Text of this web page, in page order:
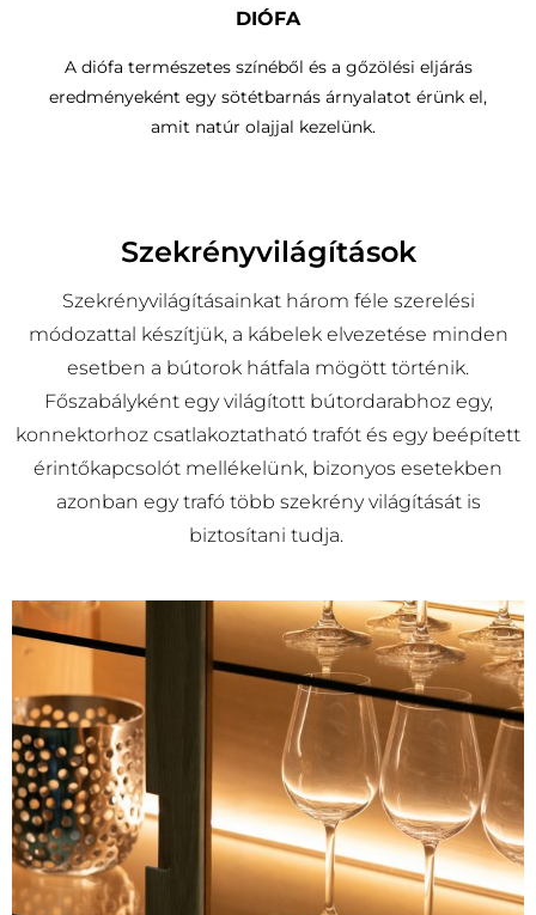
DIÓFA
A diófa természetes színéből és a gőzölési eljárás
eredményeként egy sötétbarnás árnyalatot érünk el,
amit natúr olajjal kezelünk.
Szekrényvilágítások
Szekrényvilágításainkat három féle szerelési
módozattal készítjük, a kábelek elvezetése minden
esetben a bútorok hátfala mögött történik.
Főszabályként egy világított bútordarabhoz egy,
konnektorhoz csatlakoztatható trafót és egy beépített
érintőkapcsolót mellékelünk, bizonyos esetekben
azonban egy trafó több szekrény világítását is
biztosítani tudja.